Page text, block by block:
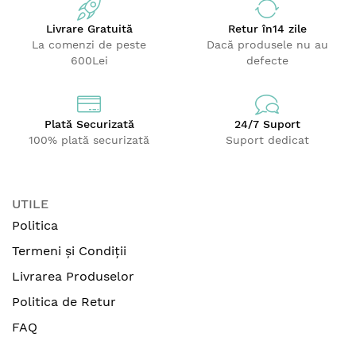
Livrare Gratuită
La comenzi de peste
600Lei
Returîn14 zile
Dacă produsele nu au
defecte
Plată Securizată
100% plată securizată
24/7 Suport
Suport dedicat
UTILE
Politica
Termeni și Condiții
Livrarea Produselor
Politica de Retur
FAQ